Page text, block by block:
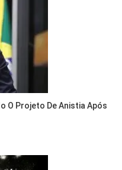
O Projeto De Anistia Após